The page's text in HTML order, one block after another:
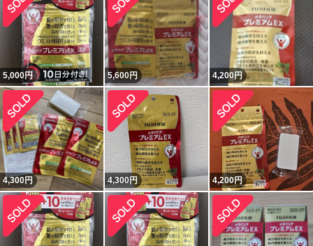
5,000円 5,600円 4,200円
4,300円 4,300円 4,200円